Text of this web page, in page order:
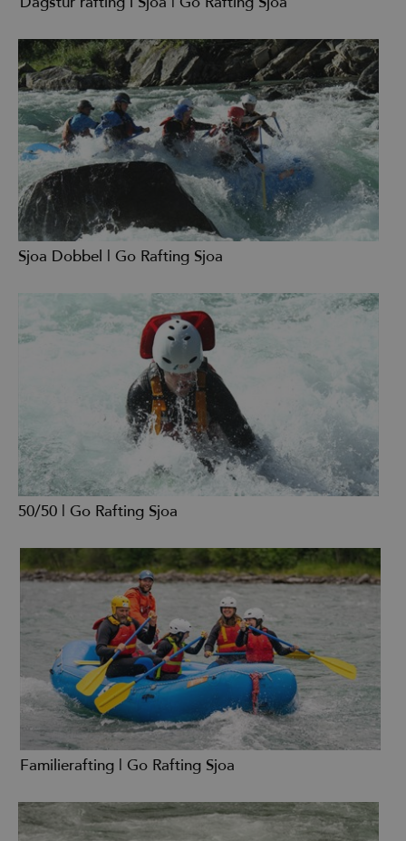
Sjoa Dobbel | Go Rafting Sjoa
50/50 | Go Rafting Sjoa
Familierafting | Go Rafting Sjoa